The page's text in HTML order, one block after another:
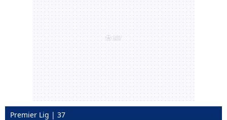
Premier Lig | 37